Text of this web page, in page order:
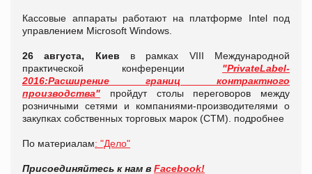
Кассовые аппараты работают на платформе Intel под
управлением Microsoft Windows.
26 августа, Киев в рамках VIII Международной
практической конференции "PrivateLabel-
2016:Расширение границ контрактного
производства" пройдут столы переговоров между
розничными сетями и компаниями-производителями о
закупках собственных торговых марок (СТМ). подробнее
По материалам: "Дело"
Присоединяйтесь к нам в Facebook!